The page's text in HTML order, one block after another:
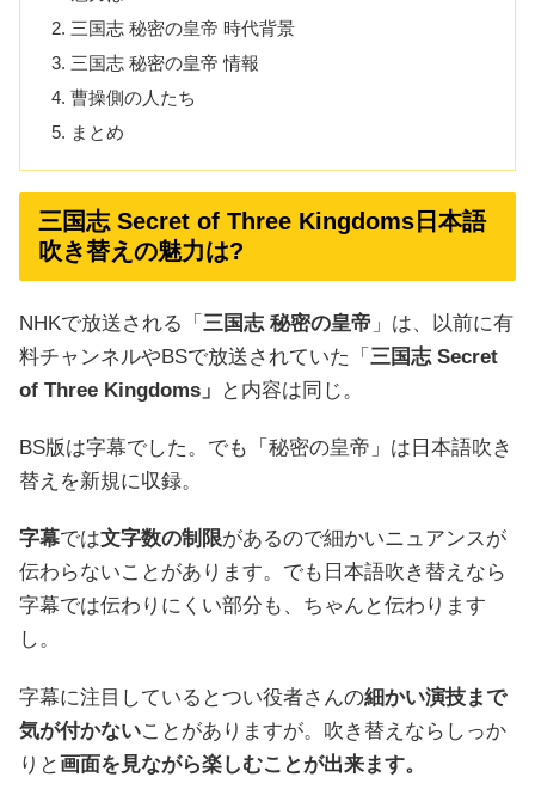
三国志 秘密の皇帝 時代背景
三国志 秘密の皇帝 情報
曹操側の人たち
まとめ
三国志 Secret of Three Kingdoms日本語
吹き替えの魅力は?
NHKで放送される「 三国志 秘密の皇帝 」は、以前に有
料チャンネルやBSで放送されていた「 三国志 Secret
of Three Kingdoms」
と内容は同じ。
BS版は字幕でした。でも「秘密の皇帝」は日本語吹き
替えを新規に収録。
字幕では文字数の制限があるので細かいニュアンスが
伝わらないことがあります。でも日本語吹き替えなら
字幕では伝わりにくい部分も、ちゃんと伝わります
し。
字幕に注目しているとつい役者さんの細かい演技まで
気が付かないことがありますが。吹き替えならしっか
りと画面を見ながら楽しむことが出来ます。